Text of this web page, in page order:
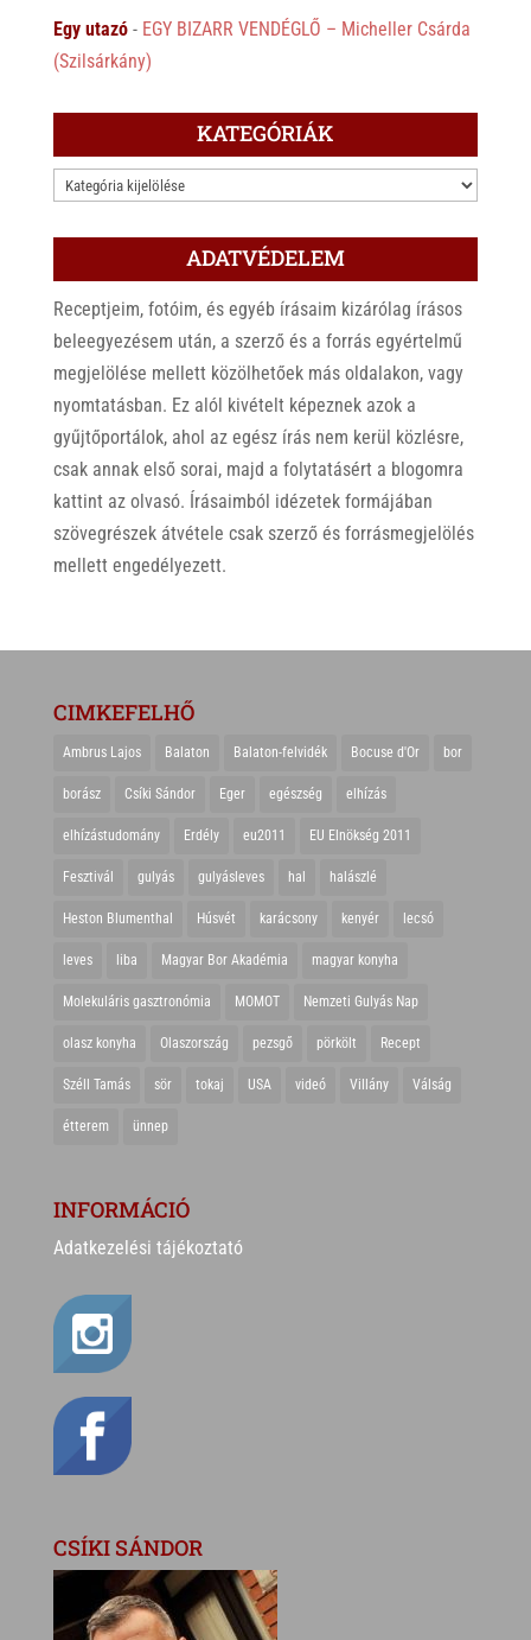
Egy utazó- EGY BIZARR VENDÉGLŐ – Micheller Csárda
(Szilsárkány)
KATEGÓRIÁK
KATEGÓRIÁK
ADATVÉDELEM
Receptjeim, fotóim, és egyéb írásaim kizárólag írásos
beleegyezésem után, a szerző és a forrás egyértelmű
megjelölése mellett közölhetőek más oldalakon, vagy
nyomtatásban. Ez alól kivételt képeznek azok a
gyűjtőportálok, ahol az egész írás nem kerül közlésre,
csak annak első sorai, majd a folytatásért a blogomra
kattint az olvasó. Írásaimból idézetek formájában
szövegrészek átvétele csak szerző és forrásmegjelölés
mellett engedélyezett.
CIMKEFELHŐ
Ambrus Lajos Balaton Balaton-felvidék Bocuse d'Or bor
borász Csíki Sándor Eger egészség elhízás
elhízástudomány Erdély eu2011 EU Elnökség 2011
Fesztivál gulyás gulyásleves hal halászlé
Heston Blumenthal Húsvét karácsony kenyér lecsó
leves liba Magyar Bor Akadémia magyar konyha
Molekuláris gasztronómia MOMOT Nemzeti Gulyás Nap
olasz konyha Olaszország pezsgő pörkölt Recept
Széll Tamás sör tokaj USA videó Villány Válság
étterem ünnep
INFORMÁCIÓ
Adatkezelési tájékoztató
CSÍKI SÁNDOR